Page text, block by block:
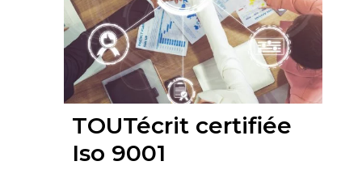
TOUTécrit certifiée
Iso 9001